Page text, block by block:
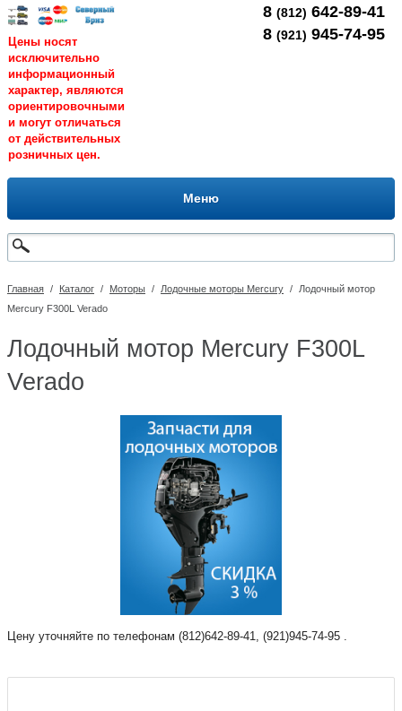
Цены носят
исключительно
информационный
характер, являются
ориентировочными
и могут отличаться
от действительных
розничных цен.
8 (812) 642-89-41
8 (921) 945-74-95
Меню
Главная / Каталог / Моторы / Лодочные моторы Mercury /
Лодочный мотор
Mercury F300L Verado
Лодочный мотор Mercury F300L
Verado
Цену уточняйте по телефонам (812)642-89-41, (921)945-74-95 .